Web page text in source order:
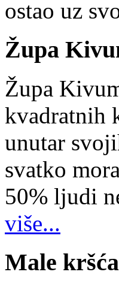
ostao uz
Župa
Župa
kvadratnih
unutar
svatko
50% ljudi
više...
Male